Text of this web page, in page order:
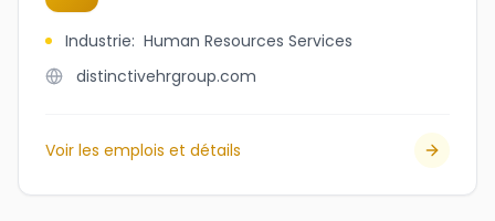
Industrie: Human Resources Services
distinctivehrgroup.com
Voir les emplois et détails